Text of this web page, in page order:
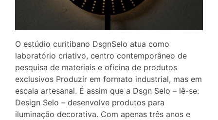
O estúdio curitibano DsgnSelo atua como
laboratório criativo, centro contemporâneo de
pesquisa de materiais e oficina de produtos
exclusivos Produzir em formato industrial, mas em
escala artesanal. É assim que a Dsgn Selo – lê-se:
Design Selo – desenvolve produtos para
iluminação decorativa. Com apenas três anos e